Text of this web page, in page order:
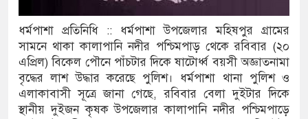
নিয়েছে দালাল চক্র
সম্প্রসারিত প্রশাসনিক ভবনের উদ্বোধন
তৎপরতা চালানোর মুরোদ আওয়ামী লীগের নেই :
ধর্মপাশা প্রতিনিধি :: ধর্মপাশা উপজেলার মহিষপুর গ্রামের
সামনে থাকা কালাপানি নদীর পশ্চিমপাড় থেকে রবিবার (২০
এপ্রিল) বিকেল পৌনে পাঁচটার দিকে ষাটোর্ধ্ব বয়সী অজ্ঞাতনামা
বৃদ্ধের লাশ উদ্ধার করেছে পুলিশ। ধর্মপাশা থানা পুলিশ ও
এলাকাবাসী সূত্রে জানা গেছে, রবিবার বেলা দুইটার দিকে
স্থানীয় দুইজন কৃষক উপজেলার কালাপানি নদীর পশ্চিমপাড়ে